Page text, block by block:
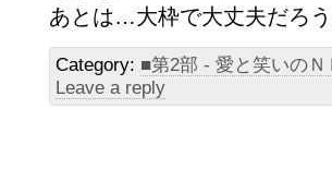
あとは…大枠で大丈夫だろう
Category: ■第2部 - 愛と笑いの
Leave a reply